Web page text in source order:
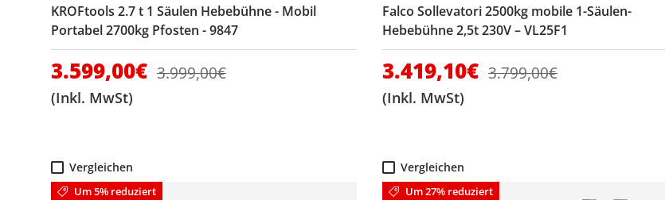
KROFtools 2.7 t 1 Säulen Hebebühne - Mobil
Portabel 2700kg Pfosten - 9847
Verkaufspreis
3.599,00€ Normaler Preis
3.999,00€
(Inkl. MwSt)
Falco Sollevatori 2500kg mobile 1-Säulen-
Hebebühne 2,5t 230V – VL25F1
Verkaufspreis
3.419,10€ Normaler Preis
3.799,00€
(Inkl. MwSt)
Vergleichen
Um 5% reduziert
Vergleichen
Um 27% reduziert